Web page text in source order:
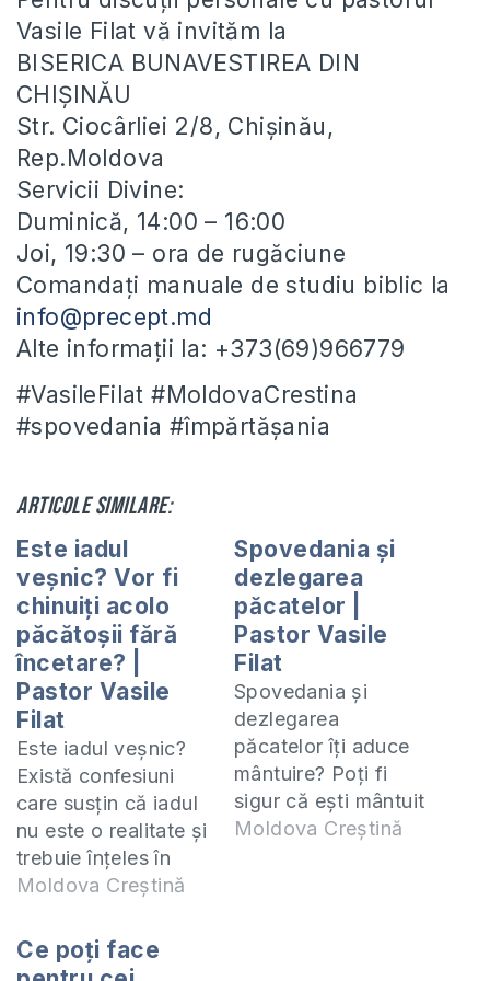
Vasile Filat vă invităm la
BISERICA BUNAVESTIREA DIN
CHIȘINĂU
Str. Ciocârliei 2/8, Chișinău,
Rep.Moldova
Servicii Divine:
Duminică, 14:00 – 16:00
Joi, 19:30 – ora de rugăciune
Comandați manuale de studiu biblic la
info@precept.md
Alte informații la: +373(69)966779
#VasileFilat #MoldovaCrestina
#spovedania #împărtășania
Articole similare:
Este iadul
veșnic? Vor fi
chinuiți acolo
păcătoșii fără
încetare? |
Pastor Vasile
Filat
Este iadul veșnic?
Există confesiuni
care susțin că iadul
nu este o realitate și
trebuie înțeles în
sens metaforic. Este
fi chinuiți veșnic
păcătoșii în iad?
Moldova Creștină
Spovedania și
dezlegarea
păcatelor |
Pastor Vasile
Filat
Spovedania și
dezlegarea
păcatelor îți aduce
mântuire? Poți fi
sigur că ești mântuit
dacă te-ai spovedit
Moldova Creștină
Ce poți face